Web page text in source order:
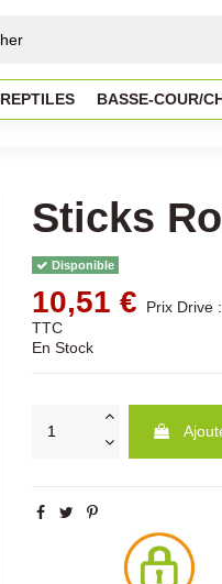
REPTILES BASSE-COUR/
Sticks
Disponible
10,51 € Prix Drive :
TTC
En Stock